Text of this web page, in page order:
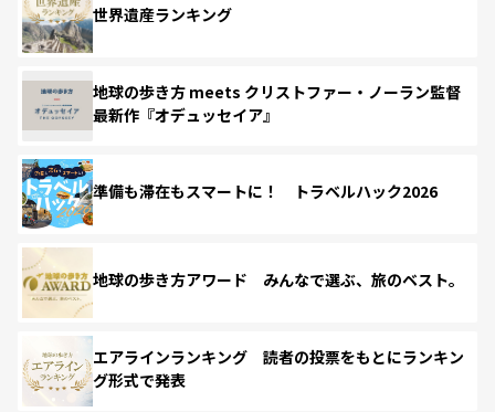
世界遺産ランキング
地球の歩き方 meets クリストファー・ノーラン監督
最新作『オデュッセイア』
準備も滞在もスマートに！ トラベルハック2026
地球の歩き方アワード みんなで選ぶ、旅のベスト。
エアラインランキング 読者の投票をもとにランキン
グ形式で発表